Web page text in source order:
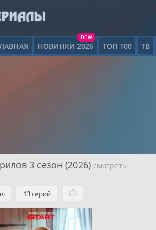
НОВИНКИ 2026
new
ТОП 100 ТВ
3 сезон (2026) смотреть
13 серий